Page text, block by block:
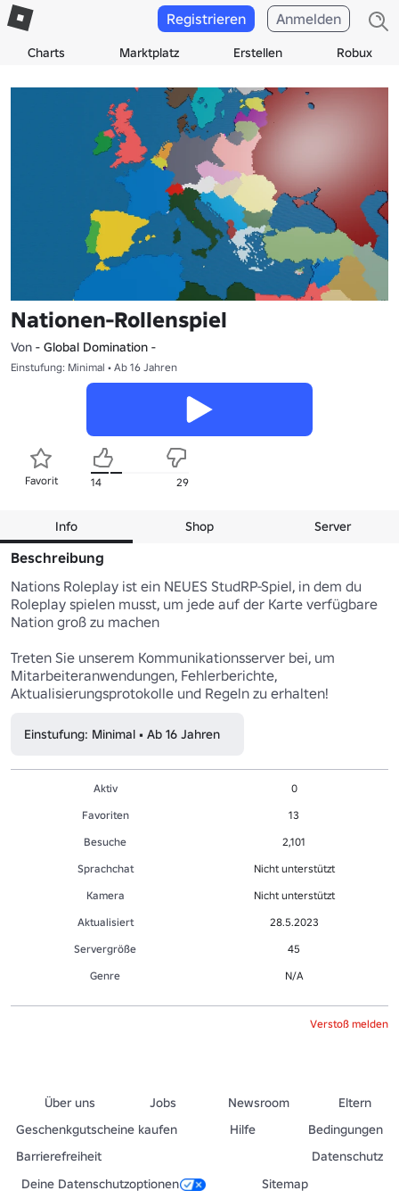
Charts Marktplatz Erstellen Robux
Registrieren Anmelden
Nationen-Rollenspiel
Von - Global Domination -
Einstufung: Minimal • Ab 16 Jahren
Favorit 14 29
Info Shop Server
Beschreibung
Nations Roleplay ist ein NEUES StudRP-Spiel, in dem du
Roleplay spielen musst, um jede auf der Karte verfügbare
Nation groß zu machen
Treten Sie unserem Kommunikationsserver bei, um
Mitarbeiteranwendungen, Fehlerberichte,
Aktualisierungsprotokolle und Regeln zu erhalten!
Einstufung: Minimal • Ab 16 Jahren
Aktiv
0
Favoriten
13
Besuche
2,101
Sprachchat
Nicht unterstützt
Kamera
Nicht unterstützt
Aktualisiert
28.5.2023
Servergröße
45
Genre
N/A
Verstoß melden
Über uns Jobs Newsroom
Eltern
Geschenkgutscheine kaufen
Hilfe
Bedingungen
Barrierefreiheit
Datenschutz
Deine Datenschutzoptionen
Sitemap